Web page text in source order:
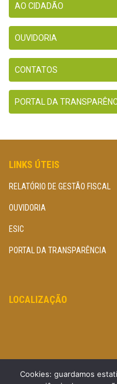
AO CIDADÃO
OUVIDORIA
CONTATOS
PORTAL DA
LINKS ÚTEIS
RELATÓRIO DE GESTÃO FISCAL
OUVIDORIA
ESIC
PORTAL DA TRANSPARÊNCIA
LOCALIZAÇÃO
Cookies: guardamos